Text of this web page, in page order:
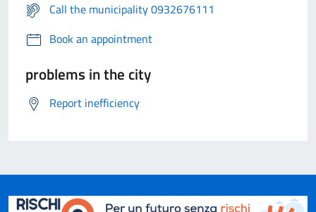
Call the municipality 0932676111
Book an appointment
problems in the city
Report inefficiency